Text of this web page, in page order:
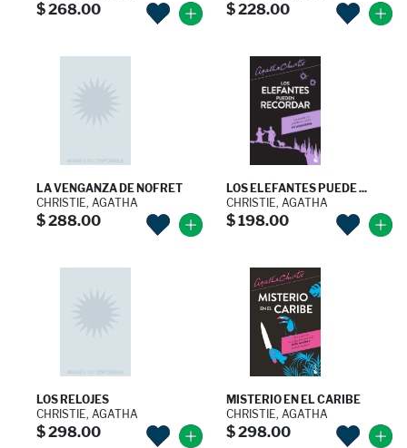
$ 268.00 $ 228.00
LA VENGANZA DE NOFRET
CHRISTIE, AGATHA
$ 288.00
LOS ELEFANTES PUEDE ...
CHRISTIE, AGATHA
$ 198.00
LOS RELOJES
CHRISTIE, AGATHA
$ 298.00
MISTERIO EN EL CARIBE
CHRISTIE, AGATHA
$ 298.00